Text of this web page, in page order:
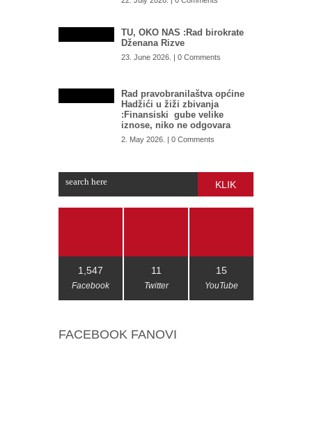
TU, OKO NAS :Rad birokrate
Dženana Rizve
23. June 2026. | 0 Comments
Rad pravobranilaštva općine
Hadžići u žiži zbivanja
:Finansiski gube velike
iznose, niko ne odgovara
2. May 2026. | 0 Comments
KLIK
1,547
Facebook
11
Twitter
15
YouTube
FACEBOOK FANOVI